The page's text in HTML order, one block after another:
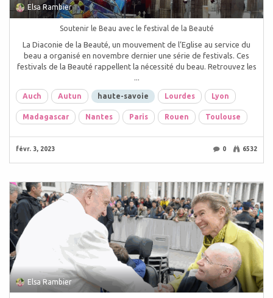
Elsa Rambier
Soutenir le Beau avec le festival de la Beauté
La Diaconie de la Beauté, un mouvement de l’Eglise au service du
beau a organisé en novembre dernier une série de festivals. Ces
festivals de la Beauté rappellent la nécessité du beau. Retrouvez les
Auch Autun haute-savoie Lourdes Lyon
Madagascar Nantes Paris Rouen Toulouse
févr. 3, 2023 0 6532
Elsa Rambier